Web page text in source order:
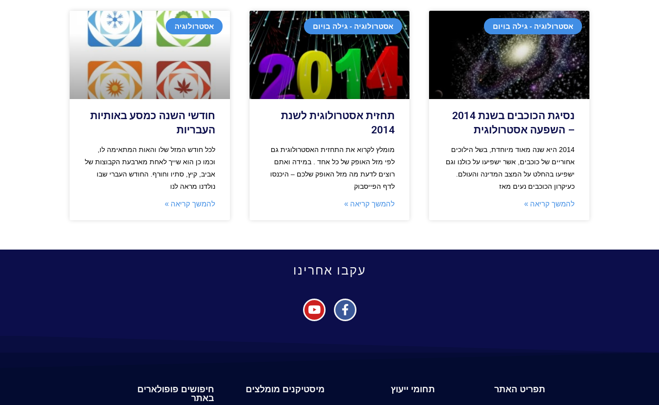
אסטרולוגיה - גילה בויום
נסיגת הכוכבים בשנת 2014
– השפעה אסטרולוגית
2014 היא שנה מאוד מיוחדת, בשל הילוכים
אחוריים של כוכבים, אשר ישפיעו על כולנו וגם
ישפיעו בהחלט על המצב המדינה והעולם.
כעיקרון הכוכבים נעים מאז
להמשך קריאה »
אסטרולוגיה - גילה בויום
תחזית אסטרולוגית לשנת
2014
מומלץ לקרוא את התחזית האסטרולוגית גם
לפי מזל האופק של כל אחד . במידה ואתם
רוצים לדעת מה מזל האופק שלכם – היכנסו
לדף הפייסבוק
להמשך קריאה »
אסטרולוגיה
חודשי השנה כמסע באותיות
העבריות
לכל חודש המזל שלו והאות המתאימה לו,
וכמו כן הוא שייך לאחת מארבעת הקבוצות של
אביב, קיץ, סתיו וחורף. החודש העברי שבו
נולדנו מראה לנו
להמשך קריאה »
עקבו אחרינו
תפריט האתר תחומי ייעוץ מיסטיקנים מומלצים
חיפושים פופולארים
באתר